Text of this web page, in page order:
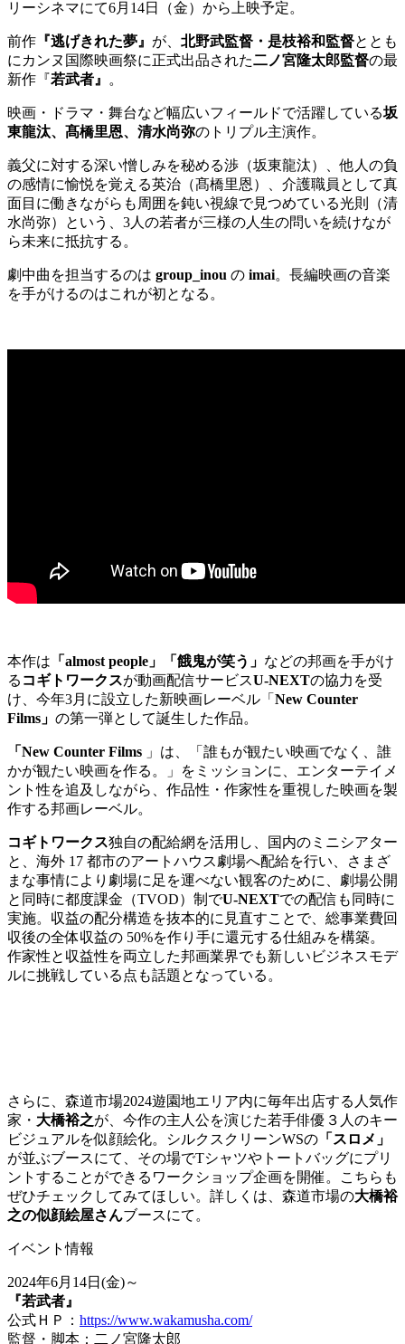
リーシネマにて6月14日（金）から上映予定。
前作 『逃げきれた夢』 が、 北野武監督・是枝裕和監督ととも
にカンヌ国際映画祭に正式出品された二ノ宮隆太郎監督の最
新作『若武者』 。
映画・ドラマ・舞台など幅広いフィールドで活躍している坂
東龍汰、髙橋里恩、清水尚弥のトリプル主演作。
義父に対する深い憎しみを秘める渉（坂東龍汰）、他人の負
の感情に愉悦を覚える英治（髙橋里恩）、介護職員として真
面目に働きながらも周囲を鈍い視線で見つめている光則（清
水尚弥）という、3人の若者が三様の人生の問いを続けなが
ら未来に抵抗する。
劇中曲を担当するのは group_inou の imai。長編映画の音楽
を手がけるのはこれが初となる。
本作は 「almost people」「餓鬼が笑う」 などの邦画を手がけ
る コギトワークスが動画配信サービスU-NEXTの協力を受
け、今年3月に設立した新映画レーベル「 New Counter
Films」 の第一弾として誕生した作品。
「New Counter Films 」は、「誰もが観たい映画でなく、誰
かが観たい映画を作る。」をミッションに、エンターテイメ
ント性を追及しながら、作品性・作家性を重視した映画を製
作する邦画レーベル。
コギトワークス独⾃の配給網を活⽤し、国内のミニシアター
と、海外 17 都市のアートハウス劇場へ配給を行い、さまざ
まな事情により劇場に足を運べない観客のために、劇場公開
と同時に都度課金（TVOD）制でU-NEXTでの配信も同時に
実施。収益の配分構造を抜本的に⾒直すことで、総事業費回
収後の全体収益の 50%を作り⼿に還元する仕組みを構築。
作家性と収益性を両立した邦画業界でも新しいビジネスモデ
ルに挑戦している点も話題となっている。
さらに、森道市場2024遊園地エリア内に毎年出店する人気作
家・ 大橋裕之が、今作の主人公を演じた若手俳優３人のキー
ビジュアルを似顔絵化。シルクスクリーンWSの 「スロメ」
が並ぶブースにて、その場でTシャツやトートバッグにプリ
ントすることができるワークショップ企画を開催。こちらも
ぜひチェックしてみてほしい。詳しくは、森道市場の大橋裕
之の似顔絵屋さんブースにて。
イベント情報
2024年6月14日(金)～
『若武者』
公式ＨＰ： https://www.wakamusha.com/
監督・脚本：⼆ノ宮隆太郎